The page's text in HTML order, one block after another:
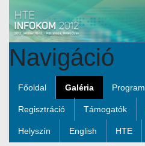
Ugrás a fő tartalomhoz
Navigáció
Főoldal Galéria Program
Regisztráció Támogatók
Helyszín English HTE